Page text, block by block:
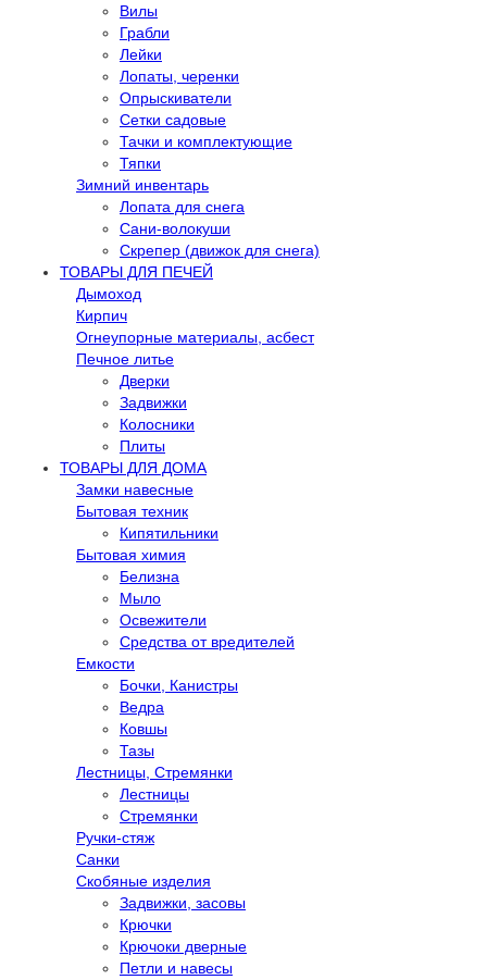
Вилы
Грабли
Лейки
Лопаты, черенки
Опрыскиватели
Сетки садовые
Тачки и комплектующие
Тяпки
Зимний инвентарь
Лопата для снега
Сани-волокуши
Скрепер (движок для снега)
ТОВАРЫ ДЛЯ ПЕЧЕЙ
Дымоход
Кирпич
Огнеупорные материалы, асбест
Печное литье
Дверки
Задвижки
Колосники
Плиты
ТОВАРЫ ДЛЯ ДОМА
Замки навесные
Бытовая техник
Кипятильники
Бытовая химия
Белизна
Мыло
Освежители
Средства от вредителей
Емкости
Бочки, Канистры
Ведра
Ковшы
Тазы
Лестницы, Стремянки
Лестницы
Стремянки
Ручки-стяж
Санки
Скобяные изделия
Задвижки, засовы
Крючки
Крючоки дверные
Петли и навесы